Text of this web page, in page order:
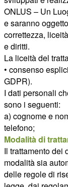
ONLUS – Un
e saranno
correttezza,
e diritti.
La liceità del
• consenso
GDPR).
I dati personali
sono i seguenti:
a) cognome e
telefono;
Modalità di
Il trattamento dei
modalità sia
delle regole di